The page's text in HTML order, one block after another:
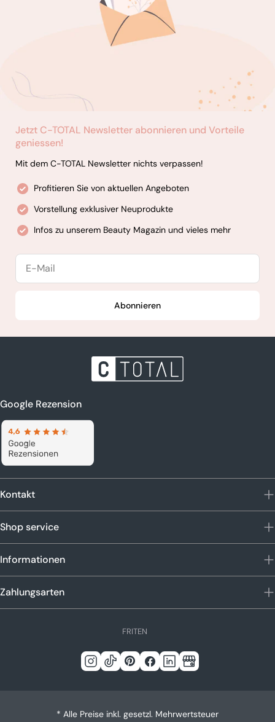
Jetzt C-TOTAL Newsletter abonnieren und Vorteile
geniessen!
Mit dem C-TOTAL Newsletter nichts verpassen!
Profitieren Sie von aktuellen Angeboten
Vorstellung exklusiver Neuprodukte
Infos zu unserem Beauty Magazin und vieles mehr
E-
Abonnieren
Google Rezension
Kontakt
Shop service
Informationen
Zahlungsarten
S
r
EN
IT
FR
Instagram
TickPinterestFacebook
LinkedinGoogle
* Alle Preise inkl. gesetzl. Mehrwertsteuer